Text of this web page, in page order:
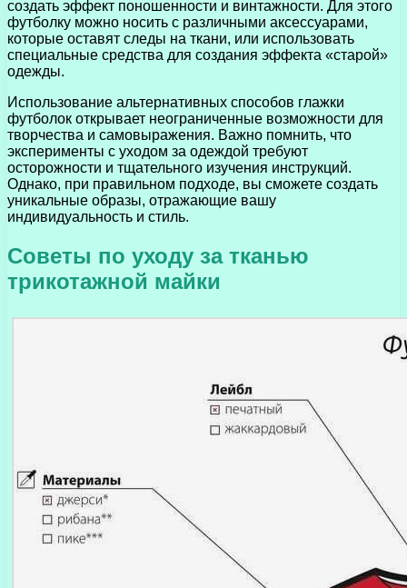
создать эффект поношенности и винтажности. Для этого
футболку можно носить с различными аксессуарами,
которые оставят следы на ткани, или использовать
специальные средства для создания эффекта «старой»
одежды.
Использование альтернативных способов глажки
футболок открывает неограниченные возможности для
творчества и самовыражения. Важно помнить, что
эксперименты с уходом за одеждой требуют
осторожности и тщательного изучения инструкций.
Однако, при правильном подходе, вы сможете создать
уникальные образы, отражающие вашу
индивидуальность и стиль.
Советы по уходу за тканью
трикотажной майки